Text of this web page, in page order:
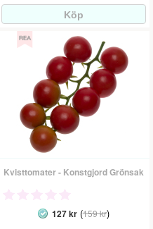
Kvisttomater - Konstgjord Grönsak
127 kr(159 kr)